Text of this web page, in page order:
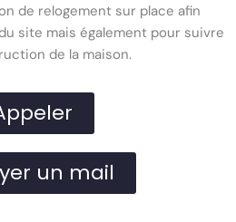
de relogement sur place afin
site mais également pour suivre
de la maison.
un mail